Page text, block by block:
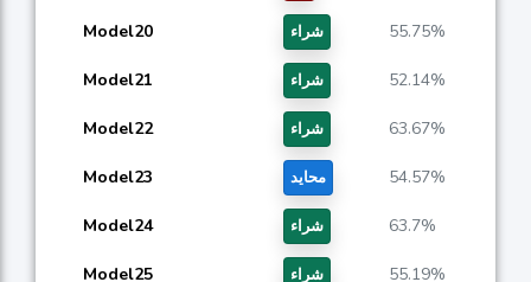
Model20 شراء 55.75%
Model21 شراء 52.14%
Model22 شراء 63.67%
Model23 محايد 54.57%
Model24 شراء 63.7%
Model25 شراء 55.19%